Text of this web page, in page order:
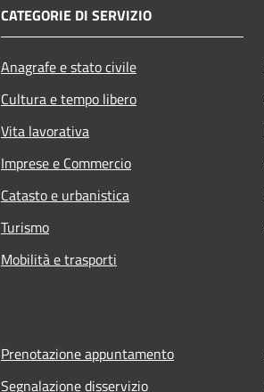
CATEGORIE DI SERVIZIO
Anagrafe e stato civile
Cultura e tempo libero
Vita lavorativa
Imprese e Commercio
Catasto e urbanistica
Turismo
Mobilità e trasporti
Prenotazione appuntamento
Segnalazione disservizio